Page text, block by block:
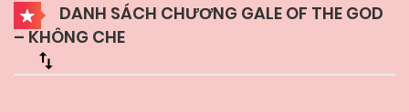
DANH SÁCH CHƯƠNG GALE OF THE GOD
– KHÔNG CHE